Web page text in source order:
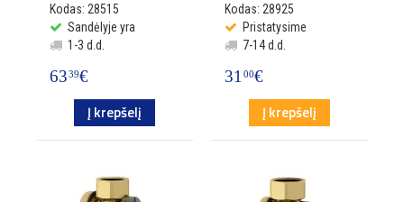
Kodas: 28515
Sandėlyje yra
1-3 d.d.
6339€
Į krepšelį
Kodas: 28925
Pristatysime
7-14 d.d.
3100€
Į krepšelį